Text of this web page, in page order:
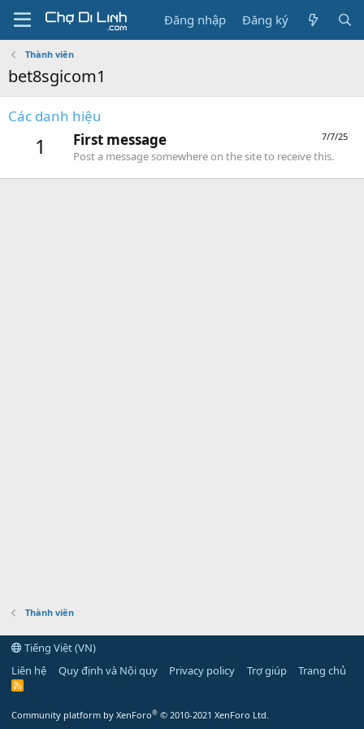
Đăng nhập Đăng ký
Thành viên
bet8sgicom1
Các danh hiệu
1 7/7/25
First message
Post a message somewhere on the site to receive this.
Thành viên
Tiếng Việt (VN)
Liên hệ
Quy định và Nội quy Privacy policy Trợ giúp Trang chủ
R
Community platform by XenForo® © 2010-2021 XenForo Ltd.